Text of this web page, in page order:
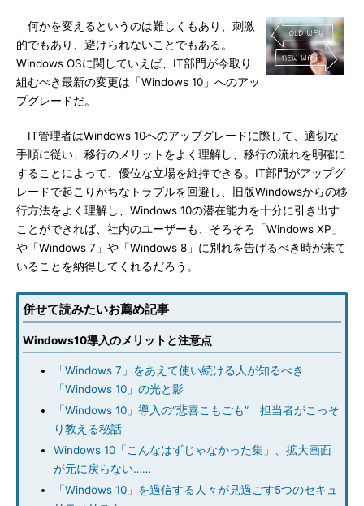
何かを変えるというのは難しくもあり、刺激
的でもあり、避けられないことでもある。
Windows OSに関していえば、IT部門が今取り
組むべき最新の変更は「Windows 10」へのアッ
プグレードだ。
IT管理者はWindows 10へのアップグレードに際して、適切な
手順に従い、移行のメリットをよく理解し、移行の流れを明確に
することによって、優位な立場を維持できる。IT部門がアップグ
レードで起こりがちなトラブルを回避し、旧版Windowsからの移
行方法をよく理解し、Windows 10の潜在能力を十分に引き出す
ことができれば、社内のユーザーも、そろそろ「Windows XP」
や「Windows 7」や「Windows 8」に別れを告げるべき時が来て
いることを納得してくれるだろう。
併せて読みたいお薦め記事
Windows10導入のメリットと注意点
「Windows 7」をあえて使い続ける人が知るべき
「Windows 10」の光と影
「Windows 10」導入の“悲喜こもごも” 担当者がこっそ
り教える秘話
Windows 10「こんなはずじゃなかった集」、拡大画面
が元に戻らない……
「Windows 10」を過信する人々が見過ごす5つのセキュ